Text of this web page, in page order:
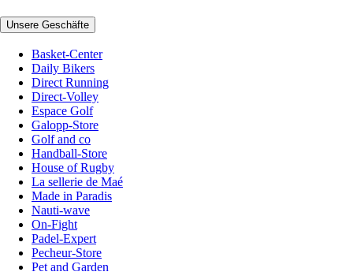
Unsere Geschäfte
Basket-Center
Daily Bikers
Direct Running
Direct-Volley
Espace Golf
Galopp-Store
Golf and co
Handball-Store
House of Rugby
La sellerie de Maé
Made in Paradis
Nauti-wave
On-Fight
Padel-Expert
Pecheur-Store
Pet and Garden